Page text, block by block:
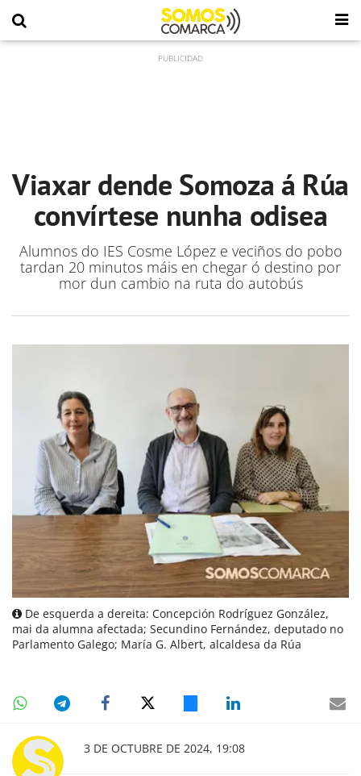
Viaxar dende Somoza á Rúa
convírtese nunha odisea
Alumnos do IES Cosme López e veciños do pobo
tardan 20 minutos máis en chegar ó destino por
mor dun cambio na ruta do autobús
De esquerda a dereita: Concepción Rodríguez González,
mai da alumna afectada; Secundino Fernández, deputado no
Parlamento Galego; María G. Albert, alcaldesa da Rúa
3 DE OCTUBRE DE 2024, 19:08